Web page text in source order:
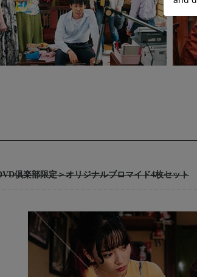
倶楽部限定＞オリジナルブロマイド4枚セット